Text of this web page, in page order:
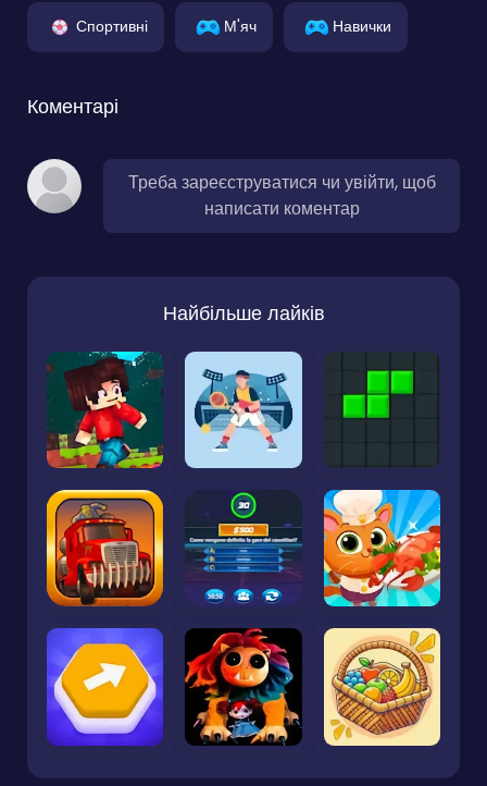
Спортивні М'яч Навички
Коментарі
Треба зареєструватися чи увійти, щоб
написати коментар
Найбільше лайків